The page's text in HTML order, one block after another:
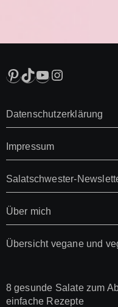
Pinterest
TikTok
YouTube
Instagram
Datenschutzerklärung
Impressum
Salatschwester-
Über mich
Übersicht vegane und
8 gesunde Salate zum
einfache Rezepte